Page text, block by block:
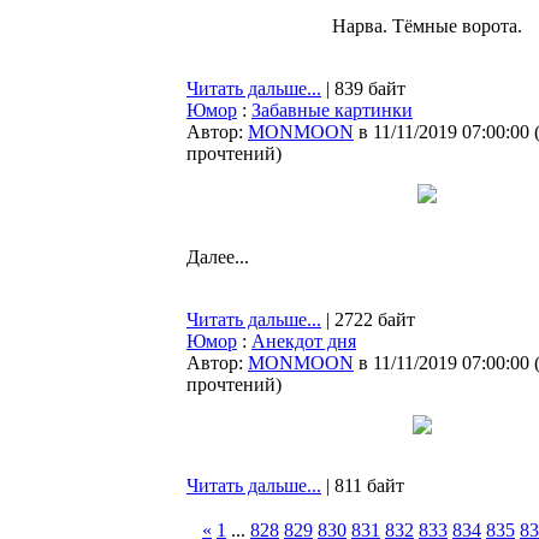
Нарва. Тёмные ворота.
Читать дальше... | 839 байт
Юмор : Забавные картинки
Автор: MONMOON в 11/11/2019 07:00:00 (
прочтений)
Далее...
Читать дальше... | 2722 байт
Юмор : Анекдот дня
Автор: MONMOON в 11/11/2019 07:00:00 (
прочтений)
Читать дальше... | 811 байт
« 1 ... 828 829 830 831 832 833 834 835